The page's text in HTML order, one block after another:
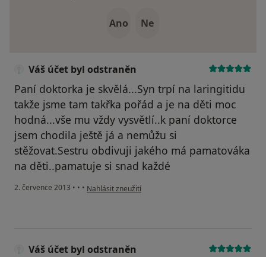
Ano Ne
Váš účet byl odstraněn
Paní doktorka je skvělá...Syn trpí na laringitidu
takže jsme tam takřka pořád a je na děti moc
hodná...vše mu vždy vysvětlí..k paní doktorce
jsem chodila ještě já a nemůžu si
stěžovat.Sestru obdivuji jakého má pamatováka
na děti..pamatuje si snad každé
2. července 2013 • • • podle názoru uživatele Váš účet byl odstraněn
Nahlásit zneužití
Váš účet byl odstraněn